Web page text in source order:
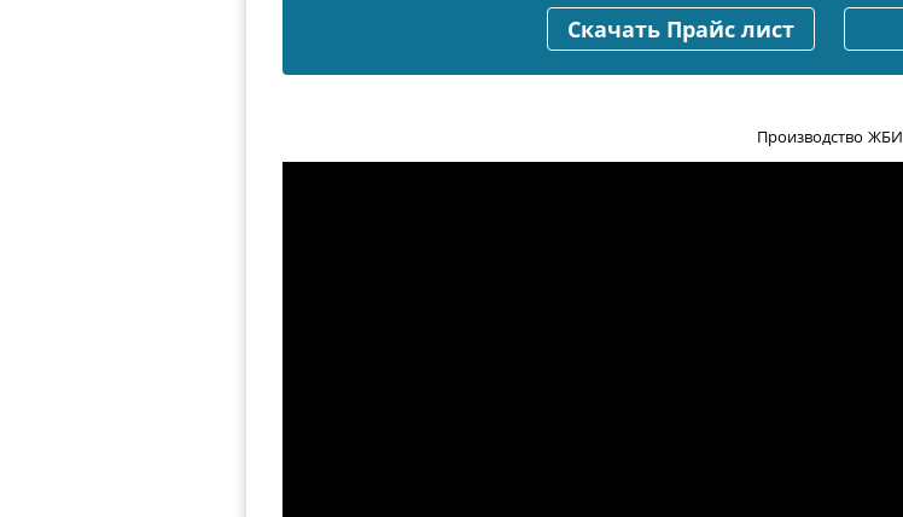
Скачать Прайс лист
Производство ЖБИ